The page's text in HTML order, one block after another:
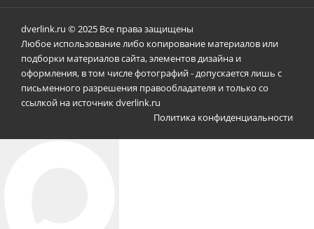
dverlink.ru © 2025 Все права защищены
Любое использование либо копирование материалов или
подборки материалов сайта, элементов дизайна и
оформления, в том числе фотографий - допускается лишь с
письменного разрешения правообладателя и только со
ссылкой на источник dverlink.ru
Политика конфиденциальности